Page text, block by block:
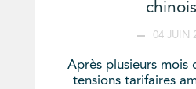
04 JUIN
Après plusieurs mois
tensions tarifaires